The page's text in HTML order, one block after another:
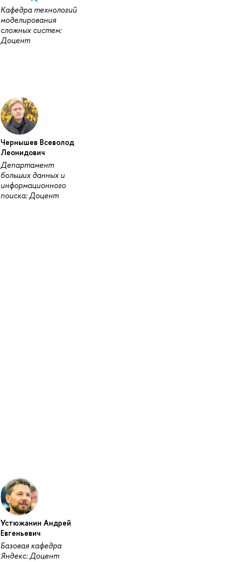
Кафедра технологий
моделирования
сложных систем:
Доцент
Чернышев Всеволод
Леонидович
Департамент
больших данных и
информационного
поиска: Доцент
Устюжанин Андрей
Евгеньевич
Базовая кафедра
Яндекс: Доцент